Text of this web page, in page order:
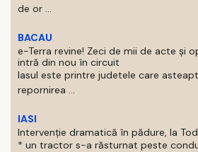
de or ...
BACAU
e-Terra revine! Zeci de mii de acte și
intră din nou în circuit
Iasul este printre judetele care
repornirea ...
IASI
Intervenție dramatică în pădure, la
* un tractor s-a răsturnat peste